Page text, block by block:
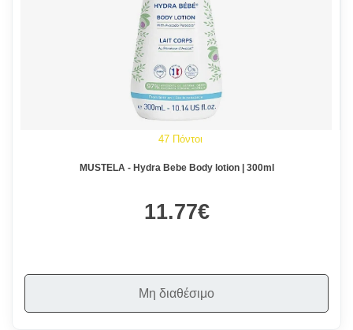
47 Πόντοι
MUSTELA - Hydra Bebe Body lotion | 300ml
11.77€
Μη διαθέσιμο